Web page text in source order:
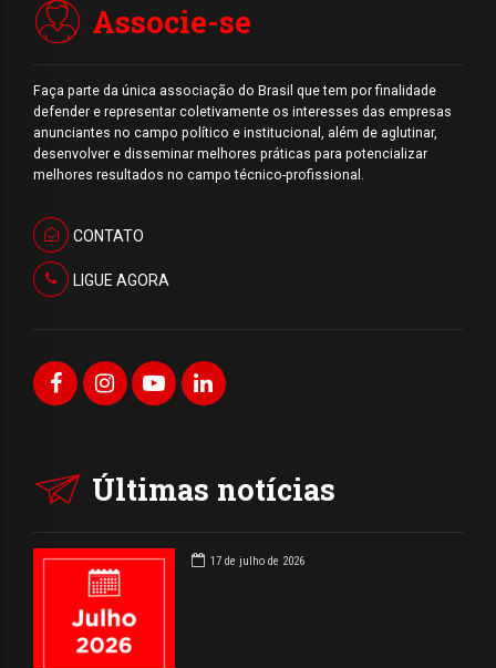
Associe-se
Faça parte da única associação do Brasil que tem por finalidade
defender e representar coletivamente os interesses das empresas
anunciantes no campo político e institucional, além de aglutinar,
desenvolver e disseminar melhores práticas para potencializar
melhores resultados no campo técnico-profissional.
CONTATO
LIGUE AGORA
Últimas notícias
17 de julho de 2026